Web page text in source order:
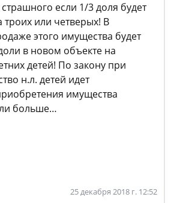
если 1/3 доля будет
троих или четверых! В
этого имущества будет
в новом объекте на
детей! По закону при
н.л. детей идет
имущества
больше…
25 декабря 2018 г. 12:52